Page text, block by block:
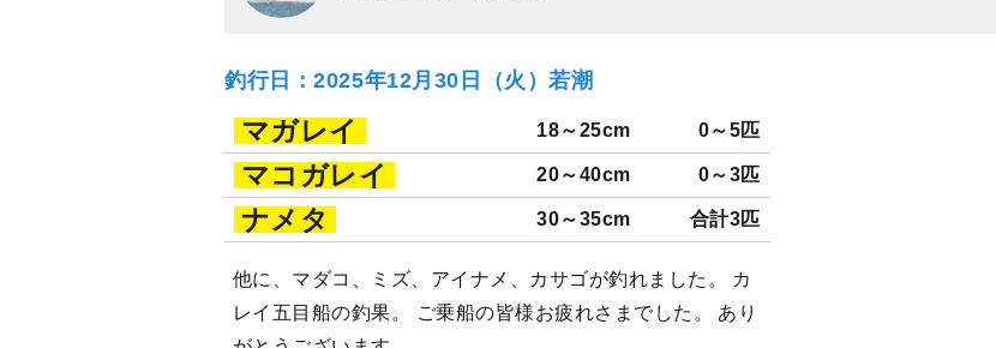
釣行日：2025年12月30日（火）若潮
マガレイ 18～25cm 0～5匹
マコガレイ 20～40cm 0～3匹
ナメタ 30～35cm 合計3匹
他に、マダコ、ミズ、アイナメ、カサゴが釣れました。 カ
レイ五目船の釣果。 ご乗船の皆様お疲れさまでした。 あり